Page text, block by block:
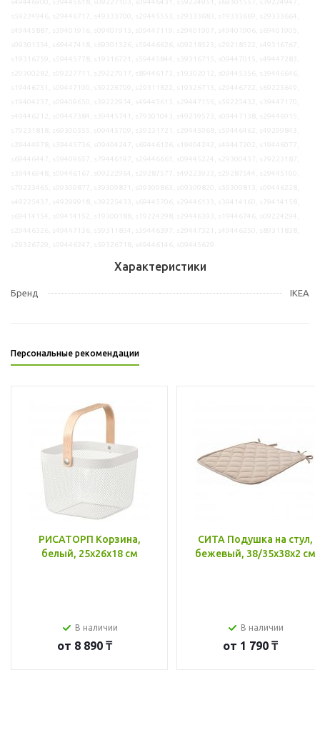
Характеристики
Бренд IKEA
Персональные рекомендации
РИСАТОРП Корзина,
белый, 25x26x18 см
В наличии
от 8 890 ₸
СИТА Подушка на стул,
бежевый, 38/35x38x2 см
В наличии
от 1 790 ₸